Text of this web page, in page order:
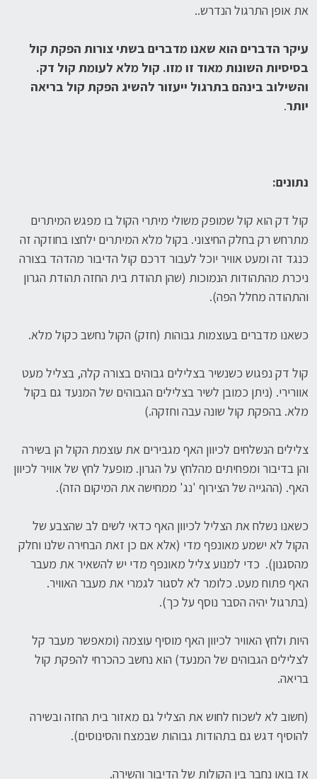
את אופן התרגול הנדרש..
עיקר הדברים הוא שאנו מדברים בשתי צורות הפקת קול
בסיסיות השונות מאוד זו מזו. קול מלא לעומת קול דק.
והשילוב בינהם בתרגול ייעזור להשיג הפקת קול בריאה
יותר.
נתונים:
קול דק הוא קול שמופק משולי מיתרי הקול בו מפגש המיתרים
מתרחש רק בחלק החיצוני. בקול מלא המיתרים ילחצו בחוזקה זה
כנגד זה ומעט אוויר יוכל לעבור דרכם קול הדיבור מהדהד בצורה
ניכרת מהתהודות הנמוכות (שהן תהודת בית החזה תהודת הגרון
והתהודה מחלל הפה).
כשאנו מדברים בעוצמות גבוהות (חזק) הקול נחשב כקול מלא.
קול דק נפגוש כשנשיר בצלילים גבוהים בצורה קלה, בצליל מעט
אוורירי. (ניתן כמובן לשיר בצלילים הגבוהים של המנעד גם בקול
מלא. בהפקת קול שונה עבה וחזקה.)
צלילים הנשלחים לכיוון האף מגבירים את עוצמת הקול הן בשירה
והן בדיבור ומפחיתים מהלחץ על הגרון. מופעל לחץ של אוויר לכיוון
האף. (ההגייה של הצירוף 'נג' ממחישה את המיקום הזה).
כשאנו נשלח את הצליל לכיוון האף כדאי לשים לב שהצבע של
הקול לא ישמע מאונפף מדי (אלא אם כן זאת הבחירה שלנו וחלק
מהסגנון). כדי למנוע צליל מאונפף מדי יש להשאיר את מעבר
האף פתוח מעט. כלומר לא לסגור לגמרי את מעבר האוויר.
(בתרגול יהיה הסבר נוסף על כך).
היות ולחץ האוויר לכיוון האף מוסיף עוצמה (ומאפשר מעבר קל
לצלילים הגבוהים של המנעד) הוא נחשב כהכרחי להפקת קול
בריאה.
(חשוב לא לשכוח לחוש את הצליל גם מאזור בית החזה ובשירה
להוסיף דגש גם בתהודות גבוהות שבמצח והסינוסים).
אז בואו נחבר בין הקולות של הדיבור והשירה.